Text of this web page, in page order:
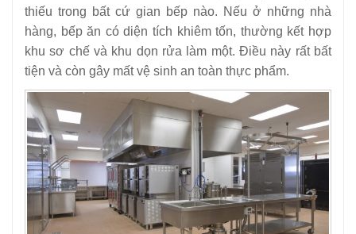
thiếu trong bất cứ gian bếp nào. Nếu ở những nhà
hàng, bếp ăn có diện tích khiêm tốn, thường kết hợp
khu sơ chế và khu dọn rửa làm một. Điều này rất bất
tiện và còn gây mất vệ sinh an toàn thực phẩm.